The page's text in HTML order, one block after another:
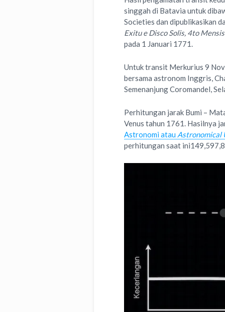
singgah di Batavia untuk
Societies dan dipublikasikan
Exitu e Disco Solis, 4to
pada 1 Januari 1771.
Untuk transit Merkurius 9
bersama astronom Inggris,
Semenanjung Coromandel,
Perhitungan jarak Bumi –
Venus tahun 1761. Hasilnya
Astronomi atau Astronomical
perhitungan saat